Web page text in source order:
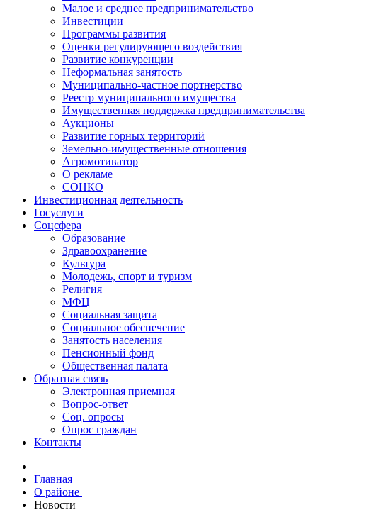
Малое и среднее предпринимательство
Инвестиции
Программы развития
Оценки регулирующего воздействия
Развитие конкуренции
Неформальная занятость
Муниципально-частное портнерство
Реестр муниципального имущества
Имущественная поддержка предпринимательства
Аукционы
Развитие горных территорий
Земельно-имущественные отношения
Агромотиватор
О рекламе
СОНКО
Инвестиционная деятельность
Госуслуги
Соцсфера
Образование
Здравоохранение
Культура
Молодежь, спорт и туризм
Религия
МФЦ
Социальная защита
Социальное обеспечение
Занятость населения
Пенсионный фонд
Общественная палата
Обратная связь
Электронная приемная
Вопрос-ответ
Соц. опросы
Опрос граждан
Контакты
Главная
О районе
Новости